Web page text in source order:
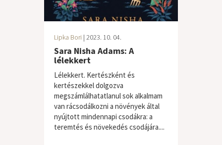
Lipka Bori | 2023. 10. 04.
Sara Nisha Adams: A
lélekkert
Lélekkert. Kertészként és
kertészekkel dolgozva
megszámlálhatatlanul sok alkalmam
van rácsodálkozni a növények által
nyújtott mindennapi csodákra: a
teremtés és növekedés csodájára....